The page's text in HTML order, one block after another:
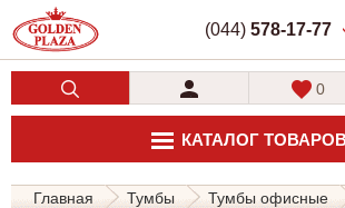
(044) 578-17-77
КАТАЛОГ
0
Главная Тумбы Тумбы офисные